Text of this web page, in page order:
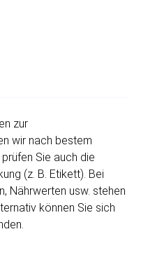
zur
wir nach bestem
Sie auch die
(z. B. Etikett). Bei
Nährwerten usw. stehen
können Sie sich